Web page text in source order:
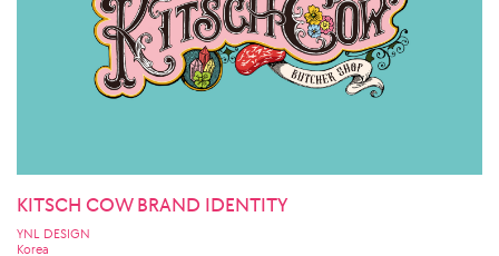
KITSCH COW BRAND IDENTITY
YNL DESIGN
Korea